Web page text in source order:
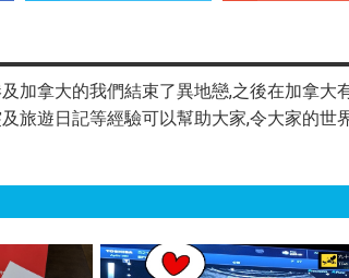
加拿大的我們結束了異地戀,之後在加拿大
旅遊日記等經驗可以幫助大家,令大家的